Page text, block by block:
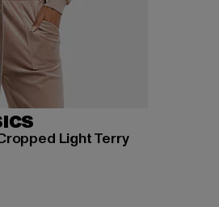
Light Terry
EUR 39,99 EUR